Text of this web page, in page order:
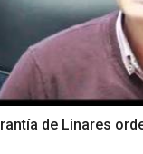
de Linares